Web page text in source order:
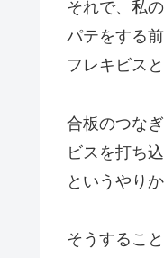
それで、私
パテをする
フレキビス
合板のつな
ビスを打ち
というやり
そうするこ